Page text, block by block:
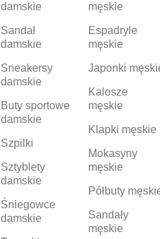
damskie
Sandał
damskie
Sneakersy
damskie
Buty sportowe
damskie
Szpilki
Sztyblety
damskie
Śniegowce
damskie
męskie
Espadryle
męskie
Japonki
Kalosze
męskie
Klapki męskie
Mokasyny
męskie
Półbuty
Sandały
męskie